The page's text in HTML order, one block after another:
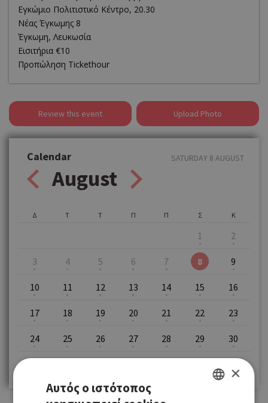
Εγκώμιο Πολιτιστικό Κέντρο, 20.30
Νέας Έγκωμης 8
Έγκωμη, Λευκωσία
Eισιτήρια €10
Προπώληση Tickethour
Review this event Upload Photo
Calendar
August
SATURDAY 8 AUGUST
Δ Τ Τ Π Π Σ
1
Κ
2
3 4 5 6 7 8 9
10 11 12 13 14 15 16
17 18 19 20 21 22 23
24 25 26 27 28 29 30
×
Αυτός ο ιστότοπος